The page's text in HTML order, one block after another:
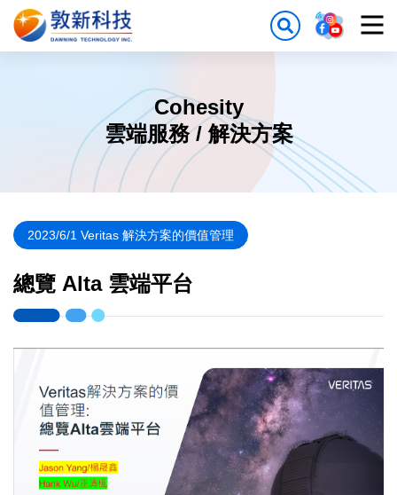
Cohesity
雲端服務 / 解決方案
2023/6/1 Veritas 解決方案的價值管理
總覽 Alta 雲端平台